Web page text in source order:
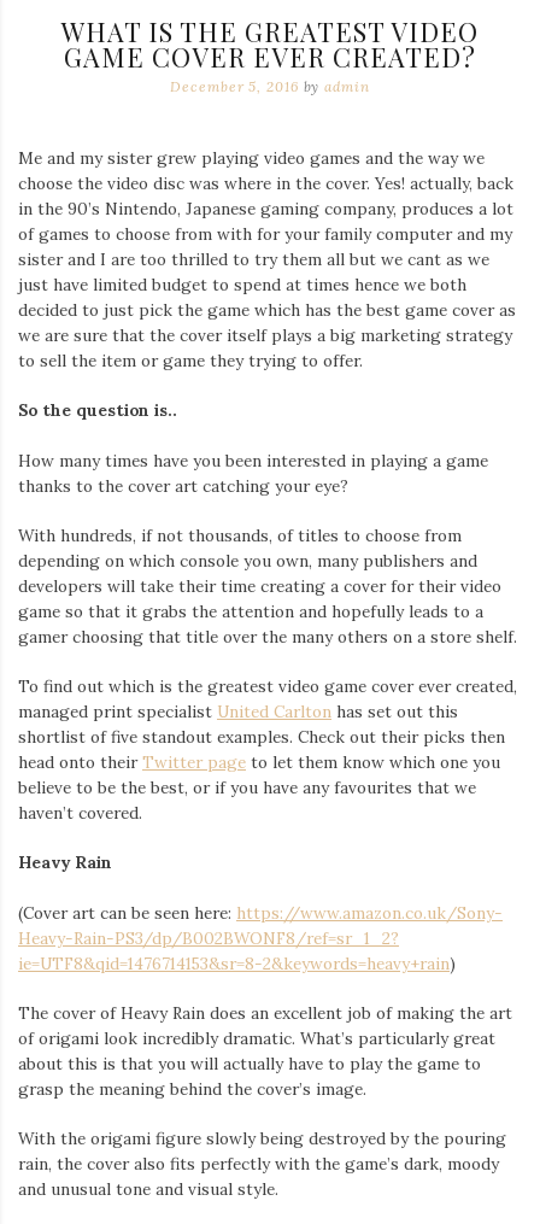
WHAT IS THE GREATEST VIDEO
GAME COVER EVER CREATED?
December 5, 2016 byadmin
Me and my sister grew playing video games and the way we
choose the video disc was where in the cover. Yes! actually, back
in the 90’s Nintendo, Japanese gaming company, produces a lot
of games to choose from with for your family computer and my
sister and I are too thrilled to try them all but we cant as we
just have limited budget to spend at times hence we both
decided to just pick the game which has the best game cover as
we are sure that the cover itself plays a big marketing strategy
to sell the item or game they trying to offer.
So the question is..
How many times have you been interested in playing a game
thanks to the cover art catching your eye?
With hundreds, if not thousands, of titles to choose from
depending on which console you own, many publishers and
developers will take their time creating a cover for their video
game so that it grabs the attention and hopefully leads to a
gamer choosing that title over the many others on a store shelf.
To find out which is the greatest video game cover ever created,
managed print specialist United Carlton has set out this
shortlist of five standout examples. Check out their picks then
head onto theirTwitter page to let them know which one you
believe to be the best, or if you have any favourites that we
haven’t covered.
Heavy Rain
(Cover art can be seen here: https://www.amazon.co.uk/Sony-
Heavy-Rain-PS3/dp/B002BWONF8/ref=sr_1_2?
ie=UTF8&qid=1476714153&sr=8-2&keywords=heavy+rain)
The cover of Heavy Rain does an excellent job of making the art
of origami look incredibly dramatic. What’s particularly great
about this is that you will actually have to play the game to
grasp the meaning behind the cover’s image.
With the origami figure slowly being destroyed by the pouring
rain, the cover also fits perfectly with the game’s dark, moody
and unusual tone and visual style.